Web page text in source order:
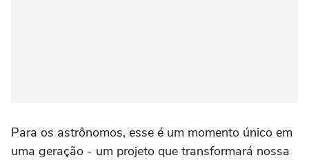
Para os astrônomos, esse é um momento único em
uma geração - um projeto que transformará nossa